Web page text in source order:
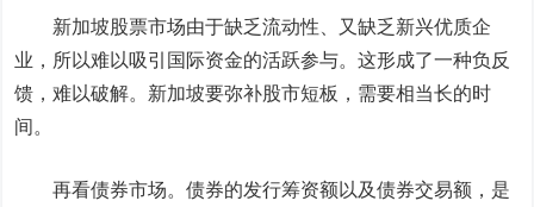
新加坡股票市场由于缺乏流动性、又缺乏新兴优质企
业，所以难以吸引国际资金的活跃参与。这形成了一种负反
馈，难以破解。新加坡要弥补股市短板，需要相当长的时
间。
再看债券市场。债券的发行筹资额以及债券交易额，是